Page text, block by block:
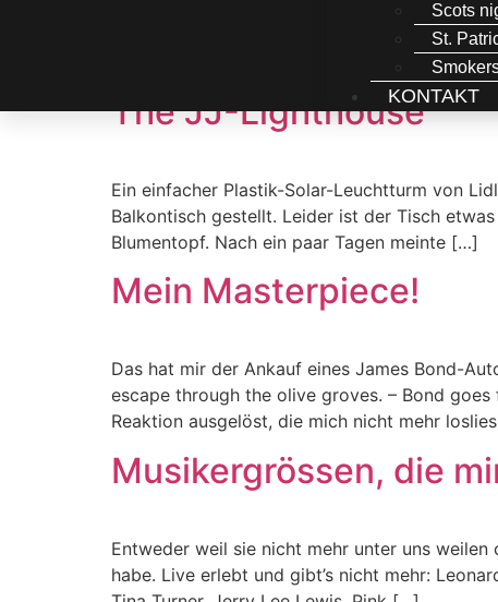
Scots
St.
KONTAKT
The JJ-Lighthouse
Ein einfacher Plastik-Solar-Leuchtturm von
Balkontisch gestellt. Leider ist der Tisch
Blumentopf. Nach ein paar Tagen meinte […]
Mein Masterpiece!
Das hat mir der Ankauf eines James Bond-
escape through the olive groves. – Bond goes
Reaktion ausgelöst, die mich nicht mehr
Musikergrössen, die
Entweder weil sie nicht mehr unter uns
habe. Live erlebt und gibt’s nicht mehr: